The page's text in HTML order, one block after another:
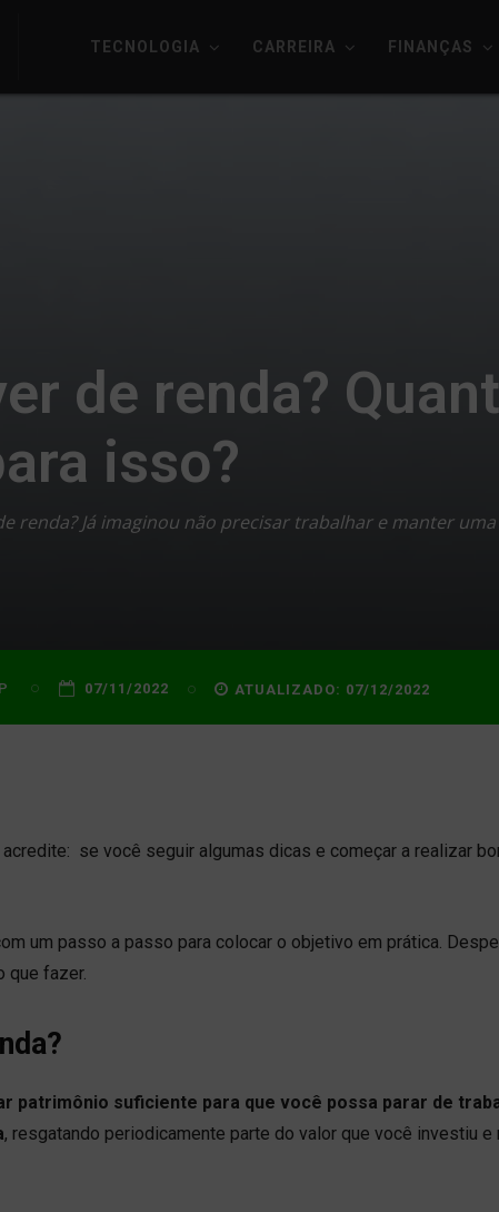
TECNOLOGIA CARREIRA FINANÇAS
de renda?
isso?
renda? Já imaginou não precisar trabalhar e manter
07/11/2022 ATUALIZADO: 07/12/2022
se você seguir algumas dicas e começar a realizar
um passo a passo para colocar o objetivo em prática.
que fazer.
patrimônio suficiente para que você possa parar de
, resgatando periodicamente parte do valor que você investiu